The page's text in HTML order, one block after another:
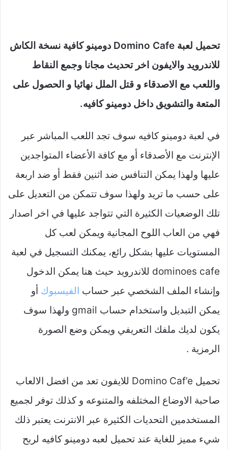
تحميل لعبة Domino Cafe دومينو كافية نسخة الكاش
للاندرويد والايفون اخر تحديث مجانا وجمع النقاط
واللعب مع الاصدقاء و قتل الملل نهائيا و الحصول على
المتعة والتشويق داخل دومينو كافيه.
في لعبة دومينو كافيه سوف تجد اللعب المباشر عبر
الإنترنت مع الأصدقاء أو مع كافة الأعضاء المتواجدين
عليها ولهذا يمكن التنافس ضد اثنين فقط أو ضد اربعة
على حسب ما تريد ولهذا سوف تتمكن من التعديل على
تلك الوضعيات الكثيرة التي تتواجد عليها في اخر اصدار
فهي من العاب اللوح المجانية ويمكن لعب كل
المستويات عليها بشكل رائع، يمكنك التسجيل في لعبة
dominoes cafe للاندرويد حيث هنا يمكن الدخول
وإنشاء الملف الشخصي عبر حساب الفيسبوك أو
يمكن التبديل واستخدام حساب gmail ولهذا سوف
يكون لديك ملفك التعريفي ويمكن وضع الصورة
الرمزية .
تحميل Domino Caf’e للايفون تعد من افضل الالعاب
صاحبة الاوضاع المختلفه والمتنوعه و كذلك توفر لجميع
المستخدمين التحديات الكثيرة عبر الانترنت يعتبر ذلك
شيء مميز للغاية عند تحميل لعبه دومينو كافيه لربح